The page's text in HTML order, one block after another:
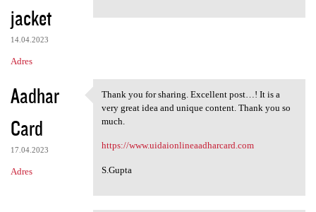
jacket
14.04.2023
Adres
Aadhar
Card
17.04.2023
Adres
Thank you for sharing.
Thank you for sharing. Excellent post…! It is a
very great idea and unique content. Thank you so
much.
https://www.uidaionlineaadharcard.com
S.Gupta